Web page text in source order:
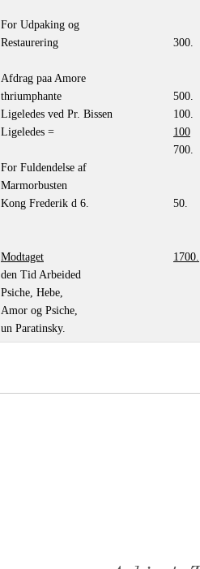
For Udpaking og
Restaurering
Afdrag paa Amore
thriumphante
Ligeledes ved Pr. Bissen
Ligeledes =
For Fuldendelse af
Marmorbusten
Kong Frederik d 6.
Modtaget
den Tid Arbeided
Psiche, Hebe,
Amor og Psiche,
un Paratinsky.
300.
500.
100.
100
700.
50.
1700.